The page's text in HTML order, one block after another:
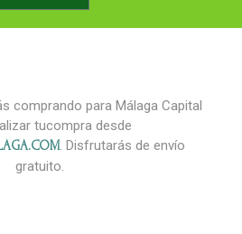
comprando para Málaga Capital
tucompra desde
. Disfrutarás de envío
gratuito.